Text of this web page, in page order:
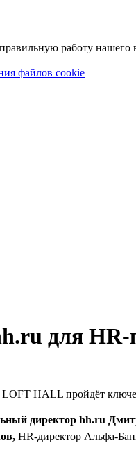
работу нашего
файлов cookie
для HR-
HALL пройдёт
директор hh.ru
HR-директор Альфа-